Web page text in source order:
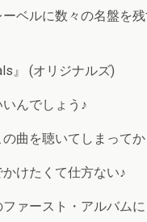
ベルに数々の名盤を
』 (オリジナルズ)
んでしょう♪
曲を聴いてしまってか
けたくて仕方ない♪
ァースト・アルバムに